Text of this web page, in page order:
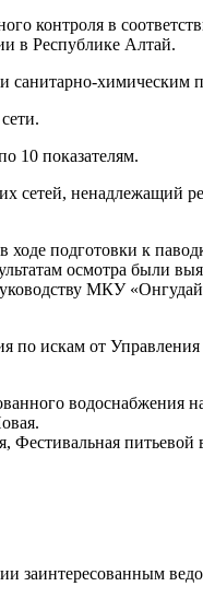
контроля в
в Республике Алтай.
санитарно-химическим
10 показателям.
сетей, ненадлежащий
подготовки к
осмотра были
МКУ
по искам от Управления
водоснабжения
Фестивальная питьевой
заинтересованным